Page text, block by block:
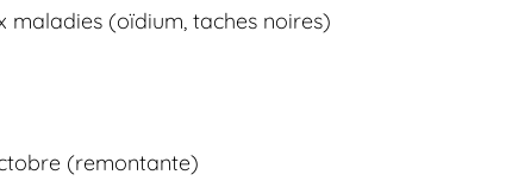
maladies (oïdium, taches noires)
(remontante)